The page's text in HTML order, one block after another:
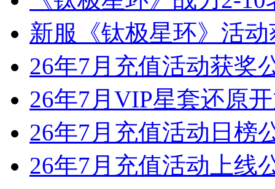
新服《钛极星环》活
26年7月充值活动获奖
26年7月VIP星套还原
26年7月充值活动日榜
26年7月充值活动上线